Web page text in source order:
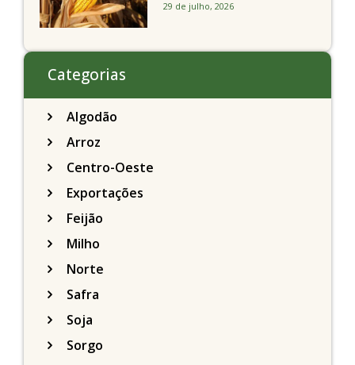
29 de julho, 2026
Categorias
Algodão
Arroz
Centro-Oeste
Exportações
Feijão
Milho
Norte
Safra
Soja
Sorgo